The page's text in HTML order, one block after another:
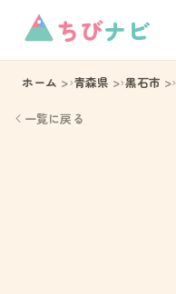
ちびナビ
ホーム 青森県 黒石市
一覧に戻る